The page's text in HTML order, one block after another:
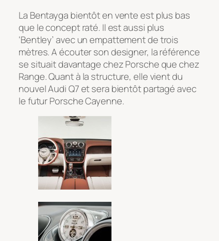
La Bentayga bientôt en vente est plus bas
que le concept raté. Il est aussi plus
‘Bentley’ avec un empattement de trois
mètres. A écouter son designer, la référence
se situait davantage chez Porsche que chez
Range. Quant à la structure, elle vient du
nouvel Audi Q7 et sera bientôt partagé avec
le futur Porsche Cayenne.